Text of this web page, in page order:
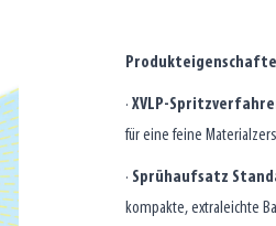
· XVLP-
für eine feine
· Sprühaufsatz
kompakte, extraleichte